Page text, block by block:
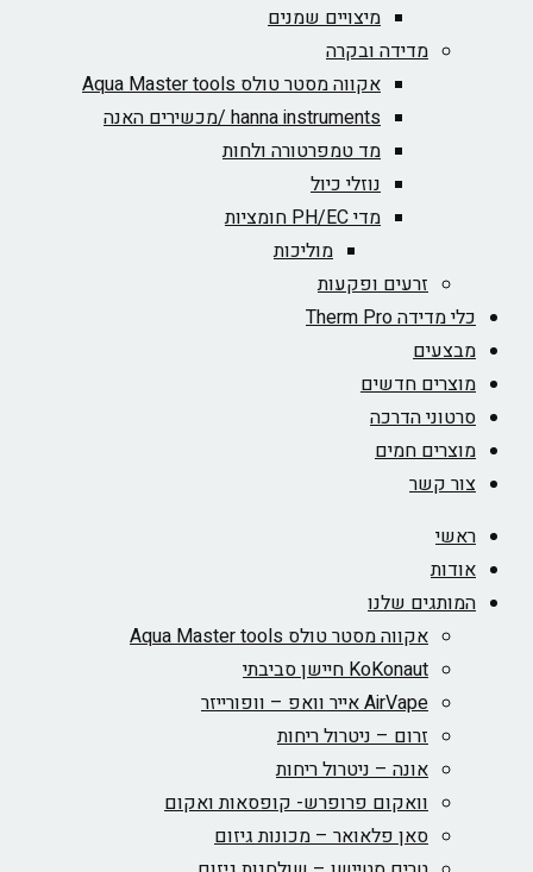
מיצויים שמנים
מדידה ובקרה
אקווה מסטר טולס Aqua Master tools
hanna instruments /מכשירים האנה
מד טמפרטורה ולחות
נוזלי כיול
מדי PH/EC חומציות
מוליכות
זרעים ופקעות
כלי מדידה Therm Pro
מבצעים
מוצרים חדשים
סרטוני הדרכה
מוצרים חמים
צור קשר
ראשי
אודות
המותגים שלנו
אקווה מסטר טולס Aqua Master tools
KoKonaut חיישן סביבתי
AirVape אייר וואפ – וופורייזר
זרום – ניטרול ריחות
אונה – ניטרול ריחות
וואקום פרופרש- קופסאות ואקום
סאן פלאואר – מכונות גיזום